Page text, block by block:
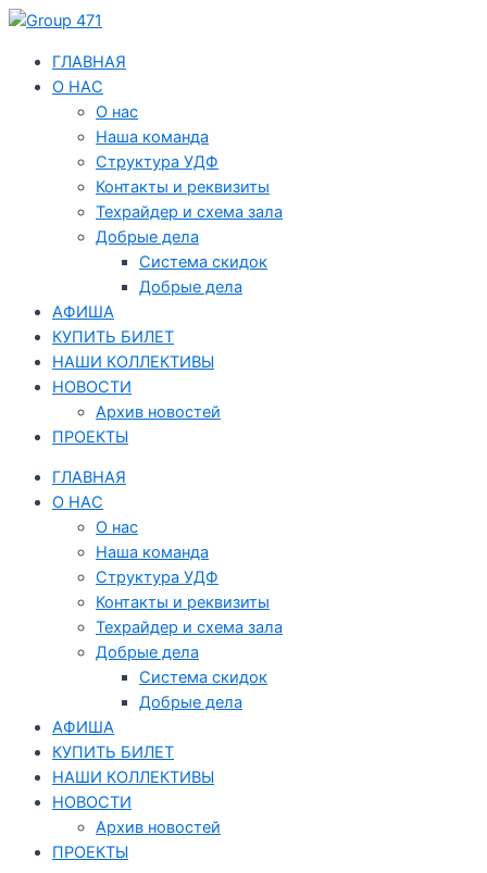
Перейти
содержимому
ГЛАВНАЯ
О НАС
О нас
Наша команда
Структура УДФ
Контакты и реквизиты
Техрайдер и схема зала
Добрые дела
Система скидок
Добрые дела
АФИША
КУПИТЬ БИЛЕТ
НАШИ КОЛЛЕКТИВЫ
НОВОСТИ
Архив новостей
ПРОЕКТЫ
ГЛАВНАЯ
О НАС
О нас
Наша команда
Структура УДФ
Контакты и реквизиты
Техрайдер и схема зала
Добрые дела
Система скидок
Добрые дела
АФИША
КУПИТЬ БИЛЕТ
НАШИ КОЛЛЕКТИВЫ
НОВОСТИ
Архив новостей
ПРОЕКТЫ
Навигация
записям